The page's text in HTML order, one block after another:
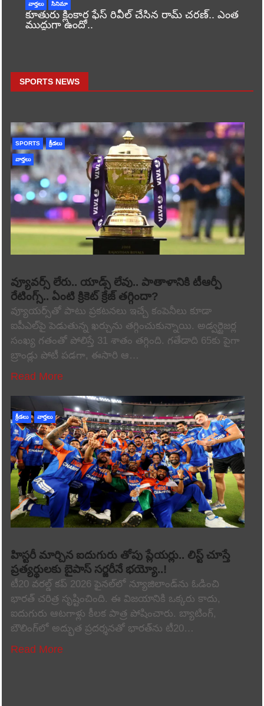
వార్తలు సినిమా
కూతురు క్లింకార ఫేస్ రివీల్ చేసిన రామ్ చరణ్.. ఎంత
ముద్దుగా ఉందో..
SPORTS NEWS
SPORTS క్రీడలు
వార్తలు
వ్యూవర్స్ లేరు.. యాడ్స్ లేవు.. పాతాళానికి టీఆర్పీ
రేటింగ్స్.. ఏంటి క్రికెట్ క్రేజ్ తగ్గిందా?
వ్యూయర్స్‌తో పాటు ప్రకటనలు ఇచ్చే కంపెనీలు కూడా
ఐపీఎల్‌పై పెడుతున్న ఖర్చును తగ్గించుకున్నాయి. అడ్వర్టైజర్ల
సంఖ్య గతంతో పోలిస్తే 31 శాతం తగ్గింది. గతేడాది 65కు పైగా
బ్రాండ్లు పోటీ పడగా, ఈసారి ఆ…
Read More
క్రీడలు వార్తలు
హిస్టరీ మార్చిన ఐదుగురు తోపు ప్లేయర్లు.. లిస్ట్ చూస్తే
ప్రత్యర్థులకు బైపాస్ సర్జరీనే భయ్యో..!
టీ20 వరల్డ్ కప్ 2026 ఫైనల్‌లో న్యూజిలాండ్‌ను ఓడించి
భారత్ చరిత్ర సృష్టించింది. ఈ విజయానికి ఒక్కరు కాదు,
ఐదుగురు ఆటగాళ్లు కీలక పాత్ర పోషించారు. బ్యాటింగ్,
బౌలింగ్‌లో అద్భుత ప్రదర్శనతో భారత్‌ను టీ20…
Read More